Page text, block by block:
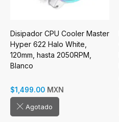
Disipador CPU Cooler Master
Hyper 622 Halo White,
120mm, hasta 2050RPM,
Blanco
$1,499.00 MXN
Agotado